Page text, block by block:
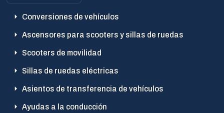
Conversiones de vehículos
Ascensores para scooters y sillas de ruedas
Scooters de movilidad
Sillas de ruedas eléctricas
Asientos de transferencia de vehículos
Ayudas a la conducción